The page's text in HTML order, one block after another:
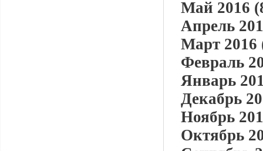
Май 2016
Апрель
Март 2016
Февраль
Январь
Декабрь
Ноябрь
Октябрь